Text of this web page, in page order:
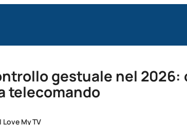
gestuale nel 2026:
telecomando
I Love My TV